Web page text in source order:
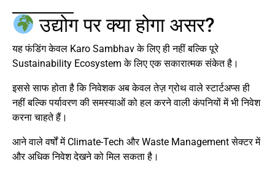
उद्योग पर क्या होगा असर?
यह फंडिंग केवल Karo Sambhav के लिए ही नहीं बल्कि पूरे
Sustainability Ecosystem के लिए एक सकारात्मक संकेत है।
इससे साफ होता है कि निवेशक अब केवल तेज़ ग्रोथ वाले स्टार्टअप्स ही
नहीं बल्कि पर्यावरण की समस्याओं को हल करने वाली कंपनियों में भी निवेश
करना चाहते हैं।
आने वाले वर्षों में Climate-Tech और Waste Management सेक्टर में
और अधिक निवेश देखने को मिल सकता है।